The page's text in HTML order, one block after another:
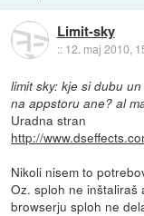
Limit-sky
:: 12. maj 2010,
limit sky: kje si dubu
na appstoru ane? al
Uradna stran
http://
Nikoli nisem to
Oz. sploh ne inštaliraš
browserju sploh ne